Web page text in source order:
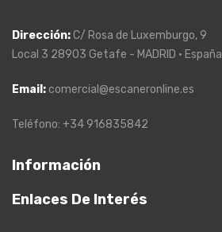
Dirección:C/ Rosa de Luxemburgo, 9
Local 3 28903 Getafe - MADRID · España
Email: comercial@escaneronline.es
Teléfono: +34 916835842
Información
Enlaces De Interés